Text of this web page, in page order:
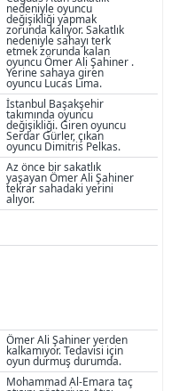
nedeniyle oyuncu
değişikliği yapmak
zorunda kalıyor. Sakatlık
nedeniyle sahayı terk
etmek zorunda kalan
oyuncu Ömer Ali Şahiner .
Yerine sahaya giren
oyuncu Lucas Lima.
İstanbul Başakşehir
takımında oyuncu
değişikliği. Giren oyuncu
Serdar Gürler, çıkan
oyuncu Dimitris Pelkas.
Az önce bir sakatlık
yaşayan Ömer Ali Şahiner
tekrar sahadaki yerini
alıyor.
Ömer Ali Şahiner yerden
kalkamıyor. Tedavisi için
oyun durmuş durumda.
Mohammad Al-Emara taç